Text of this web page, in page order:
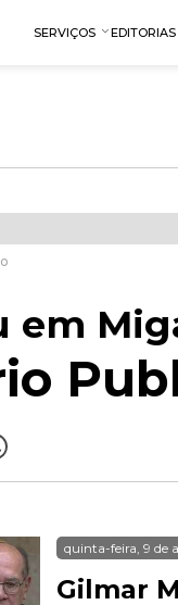
SERVIÇOS EDITORIAS
em
quinta-feira, 9 de
Gilmar